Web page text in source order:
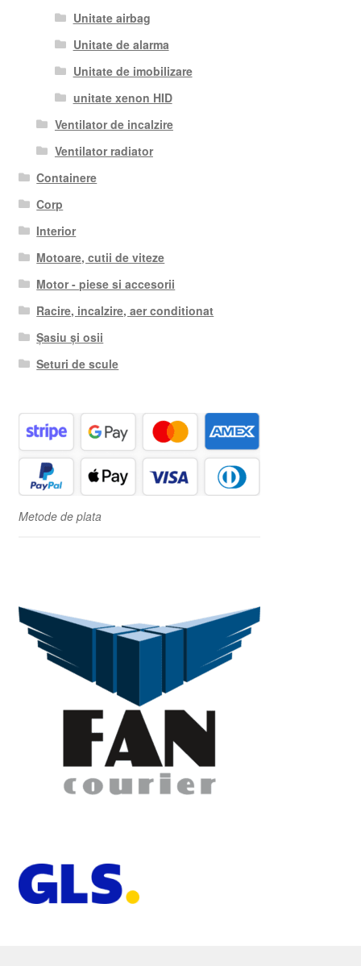
Unitate airbag
Unitate de alarma
Unitate de imobilizare
unitate xenon HID
Ventilator de incalzire
Ventilator radiator
Containere
Corp
Interior
Motoare, cutii de viteze
Motor - piese si accesorii
Racire, incalzire, aer conditionat
Șasiu și osii
Seturi de scule
Metode de plata